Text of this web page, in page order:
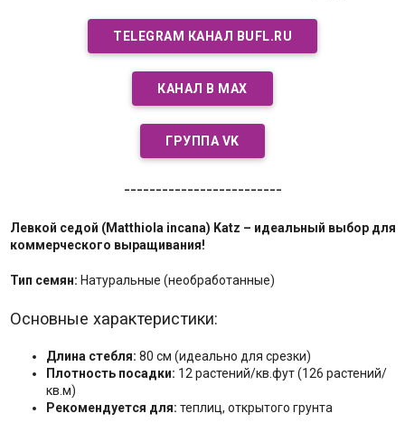
TELEGRAM КАНАЛ BUFL.RU
КАНАЛ В MAX
ГРУППА VK
-------------------------
Левкой седой (Matthiola incana) Katz – идеальный выбор для
коммерческого выращивания!
Тип семян: Натуральные (необработанные)
Основные характеристики:
Длина стебля: 80 см (идеально для срезки)
Плотность посадки: 12 растений/кв.фут (126 растений/
кв.м)
Рекомендуется для: теплиц, открытого грунта